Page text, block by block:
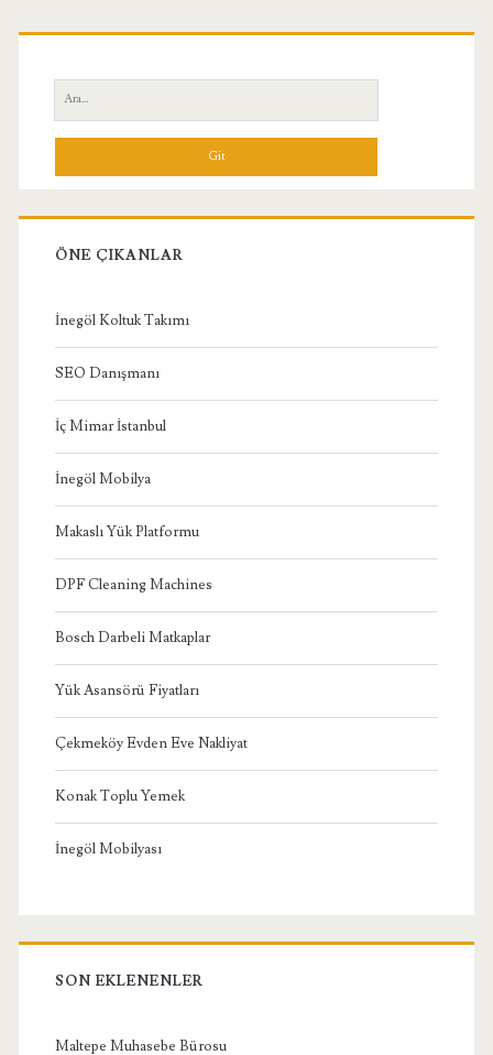
Birincil
Yan
Menü
Ara:
ÖNE ÇIKANLAR
İnegöl Koltuk Takımı
SEO Danışmanı
İç Mimar İstanbul
İnegöl Mobilya
Makaslı Yük Platformu
DPF Cleaning Machines
Bosch Darbeli Matkaplar
Yük Asansörü Fiyatları
Çekmeköy Evden Eve Nakliyat
Konak Toplu Yemek
İnegöl Mobilyası
SON EKLENENLER
Maltepe Muhasebe Bürosu